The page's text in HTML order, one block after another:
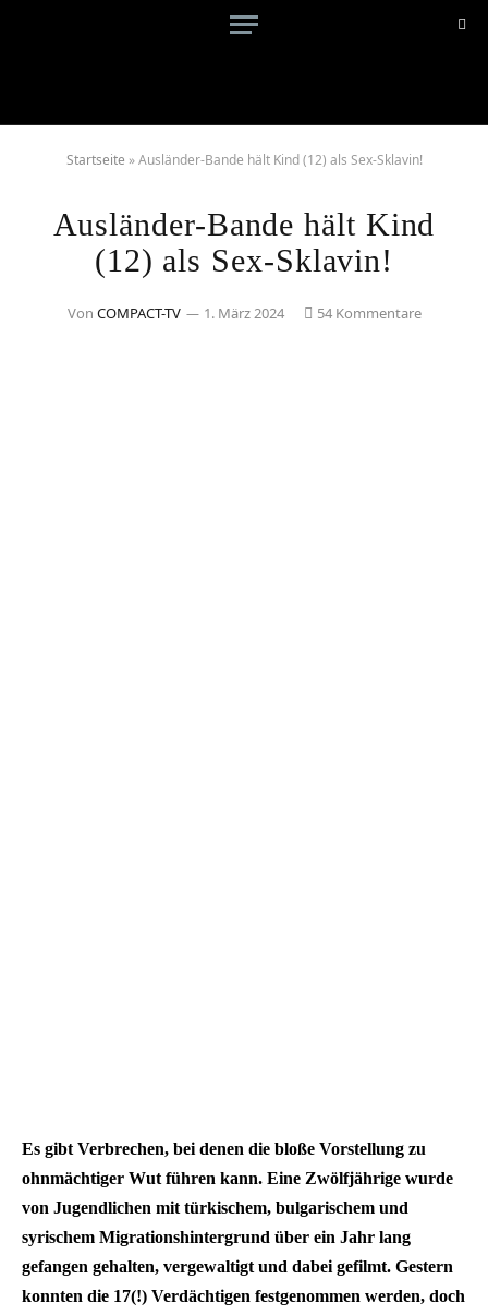
Startseite »Ausländer-Bande hält Kind (12) als Sex-Sklavin!
Ausländer-Bande hält Kind
(12) als Sex-Sklavin!
Von COMPACT-TV 1. März 2024 54 Kommentare
Es gibt Verbrechen, bei denen die bloße Vorstellung zu
ohnmächtiger Wut führen kann. Eine Zwölfjährige wurde
von Jugendlichen mit türkischem, bulgarischem und
syrischem Migrationshintergrund über ein Jahr lang
gefangen gehalten, vergewaltigt und dabei gefilmt. Gestern
konnten die 17(!) Verdächtigen festgenommen werden, doch